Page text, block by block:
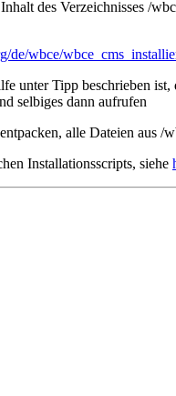
des Verzeichnisses /
de/wbce/
unter Tipp beschrieben
selbiges dann aufrufen
alle Dateien aus /
Installationsscripts, siehe